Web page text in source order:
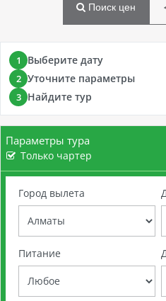
Поиск цен
1 Выберите дату
2 Уточните параметры
3 Найдите тур
Параметры тура
Только чартер
Город вылета
Питание